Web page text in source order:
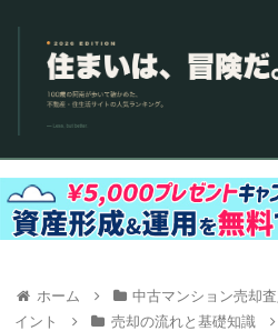
ホーム 中古マンション売却
イント
売却の流れと基礎知識